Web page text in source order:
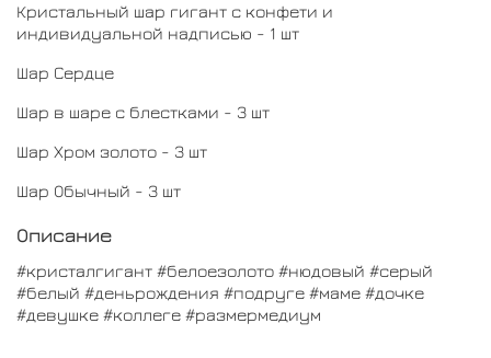
Кристальный шар гигант с конфети и
индивидуальной надписью - 1 шт
Шар Сердце
Шар в шаре с блестками - 3 шт
Шар Хром золото - 3 шт
Шар Обычный - 3 шт
Описание
#кристалгигант #белоезолото #нюдовый #серый
#белый #деньрождения #подруге #маме #дочке
#девушке #коллеге #размермедиум